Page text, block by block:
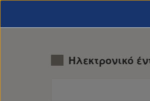
Ηλεκτρονικό